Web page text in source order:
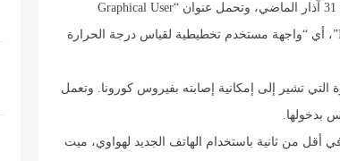
وتقدم العملاق الصيني بطلب تسجيل براءة الاختراع هذه يوم 31 آذار الماضي، وتحمل عنوان “Graphical User
Interface for Temperature Measurement and Display Results”، أي “واجهة مستخدم تخطيطية لقياس درجة الحرارة
تشير إلى إمكانية إصابته بفيروس كورونا. وتعمل
بدخولها.
من ثانية باستخدام الهاتف الجديد لهواوي، ميت